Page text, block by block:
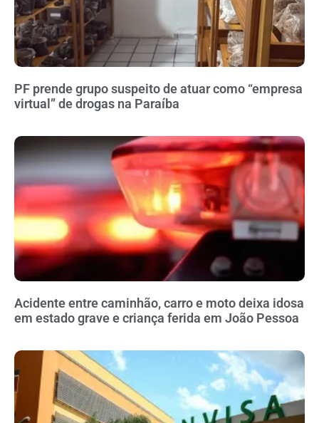
PF prende grupo suspeito de atuar como “empresa
virtual” de drogas na Paraíba
Acidente entre caminhão, carro e moto deixa idosa
em estado grave e criança ferida em João Pessoa